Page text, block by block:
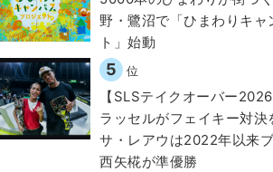
野・鷺沼で「ひまわりキャ
ト」始動
5 位
【SLSテイクオーバー
ラッセルがフェイキー対決
サ・レアウは2022年以来ブ
西矢椛が準優勝